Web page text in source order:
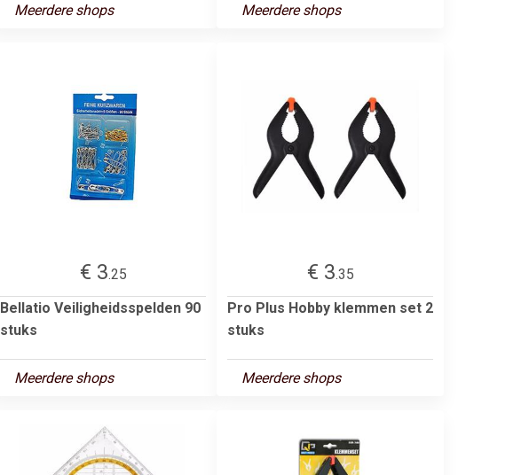
Meerdere shops
Meerdere shops
€ 3.25
Bellatio Veiligheidsspelden 90
stuks
Meerdere shops
€ 3.35
Pro Plus Hobby klemmen set 2
stuks
Meerdere shops